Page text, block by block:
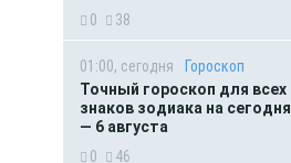
0
38
01:00, сегодня
Гороскоп
Точный гороскоп для всех
знаков зодиака на сегодня
— 6 августа
0
46